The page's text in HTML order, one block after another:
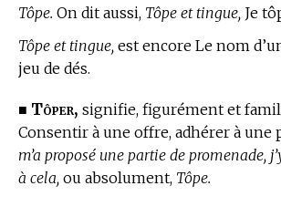
Tôpe. On dit aussi, Tôpe et tingue, Je
Tôpe et tingue, est encore Le nom
jeu de dés.
■ Tôper, signifie, figurément et
Consentir à une offre, adhérer à une
m’a proposé une partie de promenade,
à cela, ou absolument, Tôpe.